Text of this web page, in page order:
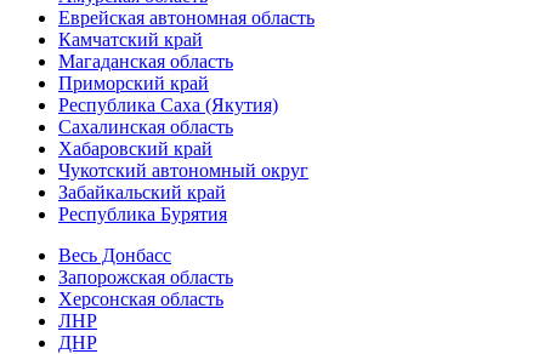
Еврейская автономная область
Камчатский край
Магаданская область
Приморский край
Республика Саха (Якутия)
Сахалинская область
Хабаровский край
Чукотский автономный округ
Забайкальский край
Республика Бурятия
Весь Донбасс
Запорожская область
Херсонская область
ЛНР
ДНР